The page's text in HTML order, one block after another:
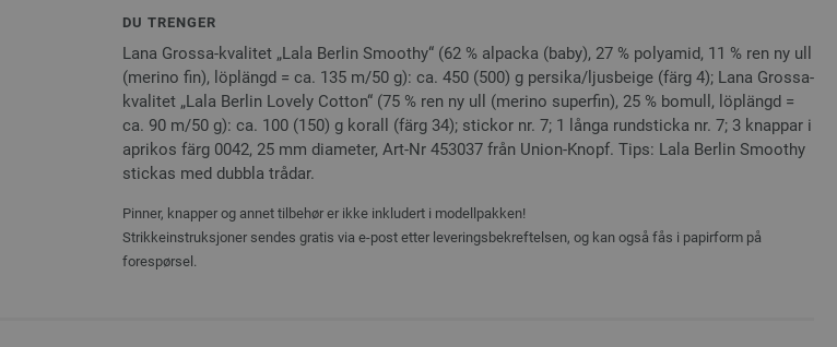
DU TRENGER
Lana Grossa-kvalitet „Lala Berlin Smoo­thy“ (62 % alpacka (baby), 27 % polyamid, 11 % ren ny ull
(merino fin), löplängd = ca. 135 m/50 g): ca. 450 (500) g persika/ljusbeige (färg 4); Lana Grossa-
kvalitet „Lala Berlin Lovely Cotton“ (75 % ren ny ull (merino superfin), 25 % bomull, löplängd =
ca. 90 m/50 g): ca. 100 (150) g korall (färg 34); stickor nr. 7; 1 långa rundsticka nr. 7; 3 knappar i
aprikos färg 0042, 25 mm diameter, Art-Nr 453037 från Union-Knopf. Tips: Lala Berlin Smoothy
stickas med dubbla trådar.
Pinner, knapper og annet tilbehør er ikke inkludert i modellpakken!
Strikkeinstruksjoner sendes gratis via e-post etter leveringsbekreftelsen, og kan også fås i papirform på
forespørsel.